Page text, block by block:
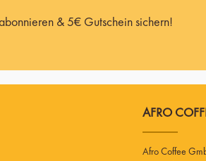
& 5€ Gutschein sichern!
AFRO
Afro Coffee